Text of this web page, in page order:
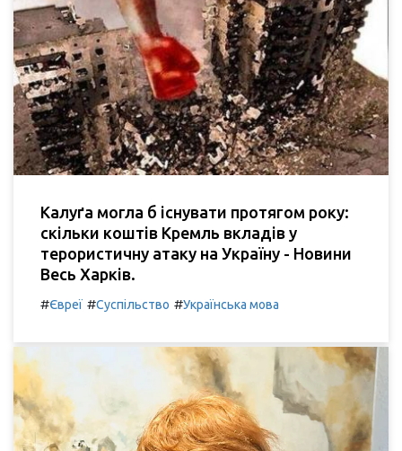
Калуґа могла б існувати протягом року:
скільки коштів Кремль вкладів у
терористичну атаку на Україну - Новини
Весь Харків.
#Євреї #Суспільство #Українська мова